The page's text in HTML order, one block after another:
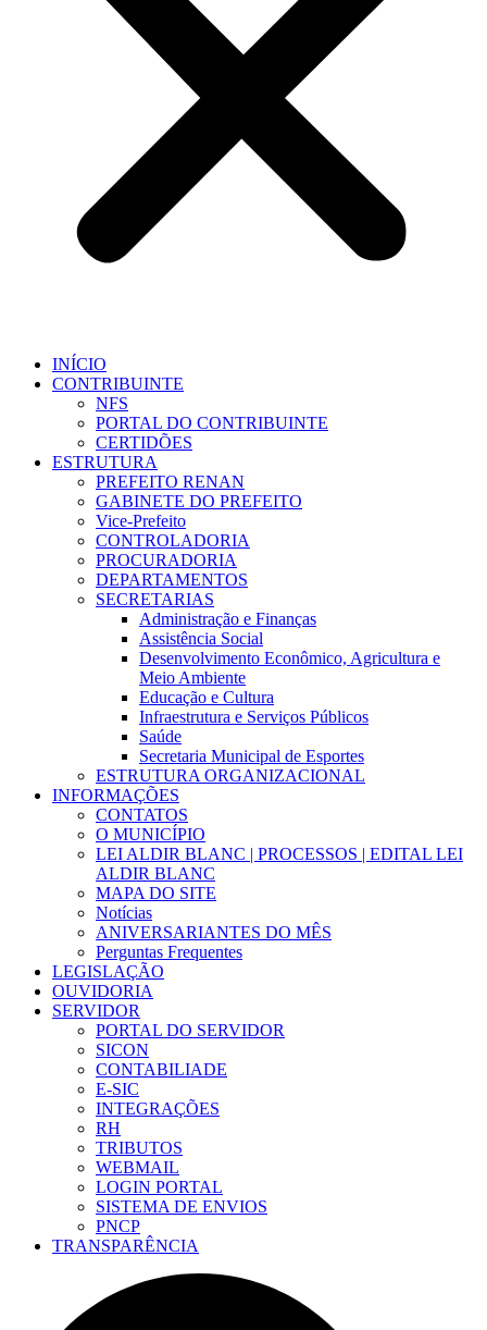
INÍCIO
CONTRIBUINTE
NFS
PORTAL DO CONTRIBUINTE
CERTIDÕES
ESTRUTURA
PREFEITO RENAN
GABINETE DO PREFEITO
Vice-Prefeito
CONTROLADORIA
PROCURADORIA
DEPARTAMENTOS
SECRETARIAS
Administração e Finanças
Assistência Social
Desenvolvimento Econômico, Agricultura e
Meio Ambiente
Educação e Cultura
Infraestrutura e Serviços Públicos
Saúde
Secretaria Municipal de Esportes
ESTRUTURA ORGANIZACIONAL
INFORMAÇÕES
CONTATOS
O MUNICÍPIO
LEI ALDIR BLANC | PROCESSOS | EDITAL LEI
ALDIR BLANC
MAPA DO SITE
Notícias
ANIVERSARIANTES DO MÊS
Perguntas Frequentes
LEGISLAÇÃO
OUVIDORIA
SERVIDOR
PORTAL DO SERVIDOR
SICON
CONTABILIADE
E-SIC
INTEGRAÇÕES
RH
TRIBUTOS
WEBMAIL
LOGIN PORTAL
SISTEMA DE ENVIOS
PNCP
TRANSPARÊNCIA